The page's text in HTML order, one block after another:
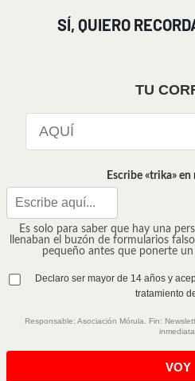
SÍ, QUIERO
TU
Escribe «trika»
Es solo para saber que hay una
llenaban el buzón de formularios
pequeño antes que ponerte
Declaro ser mayor de 14 años y
tratamiento
Responsable: Asociación Mórula. Fin:
inmediata.
VOY